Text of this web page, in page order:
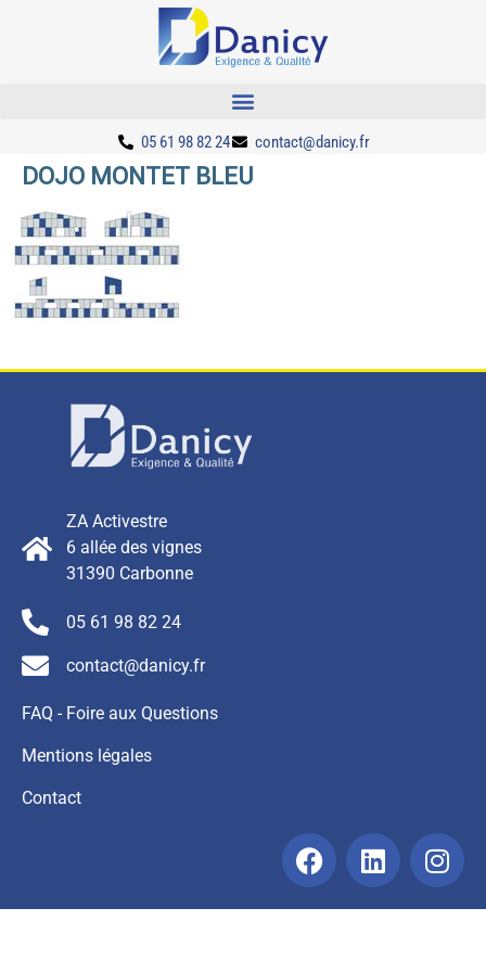
05 61 98 82 24 contact@danicy.fr
DOJO MONTET BLEU
ZA Activestre
6 allée des vignes
31390 Carbonne
05 61 98 82 24
contact@danicy.fr
FAQ - Foire aux Questions
Mentions légales
Contact